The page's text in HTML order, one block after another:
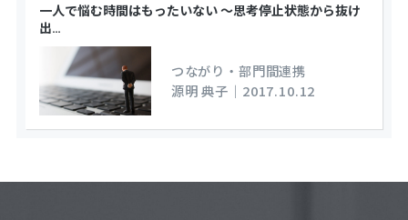
一人で悩む時間はもったいない ～思考停止状態から抜け
出…
つながり・部門間連携
源明 典子 ｜ 2017.10.12